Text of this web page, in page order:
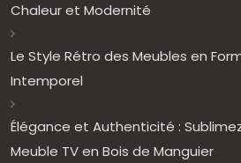
Chaleur et Modernité
Le Style Rétro des Meubles en
Intemporel
Élégance et Authenticité :
Meuble TV en Bois de Manguier